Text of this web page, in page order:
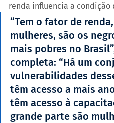
renda influencia a condição
“Tem o fator de
mulheres, são os
mais pobres no
completa: “Há um
vulnerabilidades
têm acesso a mais
têm acesso à
grande parte são